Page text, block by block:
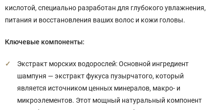
кислотой, специально разработан для глубокого увлажнения,
питания и восстановления ваших волос и кожи головы.
Ключевые компоненты:
Экстракт морских водорослей: Основной ингредиент
шампуня — экстракт фукуса пузырчатого, который
является источником ценных минералов, макро- и
микроэлементов. Этот мощный натуральный компонент